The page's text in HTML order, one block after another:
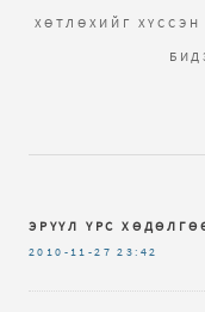
ХӨТЛӨХИЙГ
ЭРҮҮЛ ҮРС
2010-11-27 23:42